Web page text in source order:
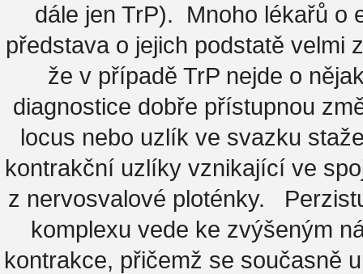
dále jen TrP). Mnoho lékařů o
představa o jejich podstatě velmi
že v případě TrP nejde o
diagnostice dobře přístupnou
locus nebo uzlík ve svazku
kontrakční uzlíky vznikající ve
z nervosvalové ploténky.
komplexu vede ke zvýšeným
kontrakce, přičemž se současně